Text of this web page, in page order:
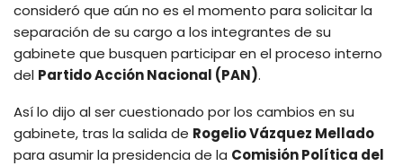
consideró que aún no es el momento para solicitar la
separación de su cargo a los integrantes de su
gabinete que busquen participar en el proceso interno
del Partido Acción Nacional (PAN).
Así lo dijo al ser cuestionado por los cambios en su
gabinete, tras la salida de Rogelio Vázquez Mellado
para asumir la presidencia de la Comisión Política del